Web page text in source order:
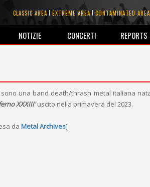
CLASSIC AREA EXTREME AREA CONTAMINATED AREA
NOTIZIE CONCERTI REPORTS
sono una band death/thrash metal italiana
XXXIII'uscito nella primavera del 2023.
daMetal Archives]